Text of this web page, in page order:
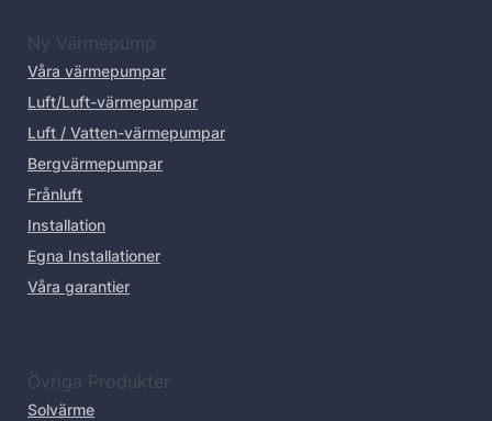
Ny Värmepump
Våra värmepumpar
Luft/Luft-värmepumpar
Luft / Vatten-värmepumpar
Bergvärmepumpar
Frånluft
Installation
Egna Installationer
Våra garantier
Övriga Produkter
Solvärme